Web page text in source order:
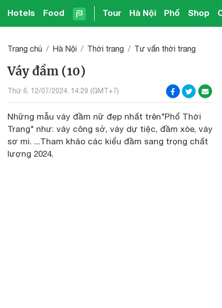
Hotels Food Tour Hà Nội Phố Shop
Trang chủ Hà Nội Thời trang Tư vấn thời trang
Váy đầm (10)
Thứ 6, 12/07/2024, 14:29 (GMT+7)
Những mẫu váy đầm nữ đẹp nhất trên"Phố Thời
Trang" như: váy công sở, váy dự tiệc, đầm xòe, váy
sơ mi. ...Tham khảo các kiểu đầm sang trọng chất
lượng 2024.